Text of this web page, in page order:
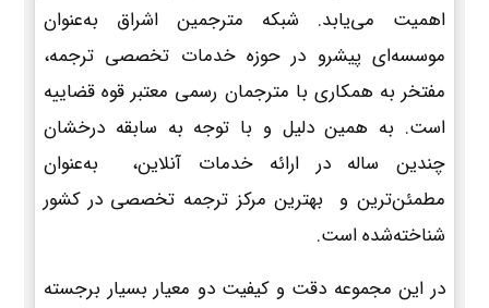
اهمیت می‌یابد. شبکه مترجمین اشراق به‌عنوان
موسسه‌ای پیشرو در حوزه خدمات تخصصی ترجمه،
مفتخر به همکاری با مترجمان رسمی معتبر قوه قضاییه
است. به همین دلیل و با توجه به سابقه درخشان
چندین ساله در ارائه خدمات آنلاین، به‌عنوان
مطمئن‌ترین و بهترین مرکز ترجمه تخصصی در کشور
شناخته‌شده است.
در این مجموعه دقت و کیفیت دو معیار بسیار برجسته